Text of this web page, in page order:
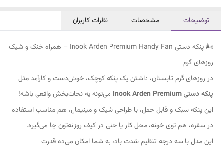
توضیحات مشخصات نظرات کاربران
🌬️ پنکه دستی Inook Arden Premium Handy Fan – همراه خنک و شیک
روزهای گرم
در روزهای گرم تابستان، داشتن یک پنکه کوچک، خوش‌دست و کارآمد مثل
پنکه دستی Inook Arden Premium
می‌تونه یه نجات‌بخش واقعی باشه!
این پنکه سبک و قابل حمل، با طراحی شیک و مینیمال، هم مناسب استفاده
در سفره، هم توی خونه، محل کار یا حتی در کیف روزانه‌تون جا می‌گیره.
این مدل با سه درجه تنظیم شدت باد، به شما امکان می‌ده قدرت